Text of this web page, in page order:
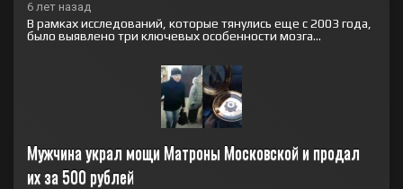
6 лет назад
В рамках исследований, которые тянулись еще с 2003 года,
было выявлено три ключевых особенности мозга...
Мужчина украл мощи Матроны Московской и продал
их за 500 рублей